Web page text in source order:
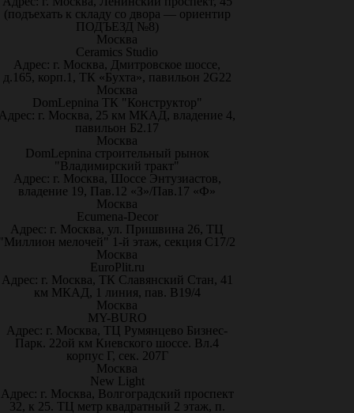
(подъехать к складу со двора — ориентир
ПОДЪЕЗД №8)
Москва
Ceramics Studio
Адрес: г. Москва, Дмитровское шоссе,
д.165, корп.1, ТК «Бухта», павильон 2G22
Москва
DomLepnina ТК "Конструктор"
г. Москва, 25 км МКАД, владение 4,
павильон Б2.17
Москва
DomLepnina строительный рынок
"Владимирский тракт"
Адрес: г. Москва, Шоссе Энтузиастов,
владение 19, Пав.12 «З»/Пав.17 «Ф»
Москва
Ecumena-Decor
Адрес: г. Москва, ул. Пришвина 26, ТЦ
мелочей" 1-й этаж, секция С17/2
Москва
EuroPlit.ru
Адрес: г. Москва, ТК Славянский Стан, 41
км МКАД, 1 линия, пав. В19/4
Москва
MY-BURO
Адрес: г. Москва, ТЦ Румянцево Бизнес-
Парк. 22ой км Киевского шоссе. Вл.4
корпус Г, сек. 207Г
Москва
New Light
Адрес: г. Москва, Волгоградский проспект
32, к 25. ТЦ метр квадратный 2 этаж, п.